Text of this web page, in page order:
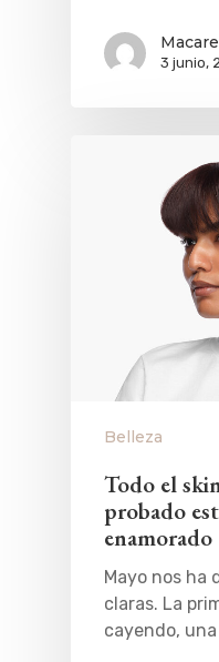
3 junio,
Belleza
Todo el
probado
enamorado
Mayo nos ha
claras. La
cayendo,